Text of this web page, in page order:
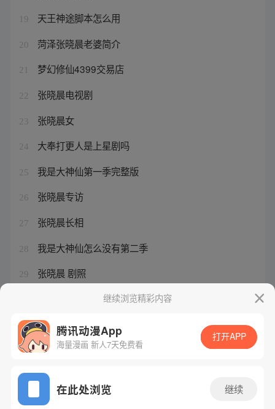
19 天王神途脚本怎么用
20 菏泽张晓晨老婆简介
21 梦幻修仙4399交易店
22 张晓晨电视剧
23 张晓晨女
24 大奉打更人是上星剧吗
25 我是大神仙第一季完整版
26 张晓晨专访
27 张晓晨长相
28 我是大神仙怎么没有第二季
29 张晓晨 剧照
张晓晨妻子叫什么名字继续浏览精彩内容
腾讯动漫App
海量漫画 新人7天免费看
打开APP
在此处浏览 继续
网站备案/许可证号：粤B2-20090059-5
Copyright©1998 - 2026 Tencent. All Rights Reserved